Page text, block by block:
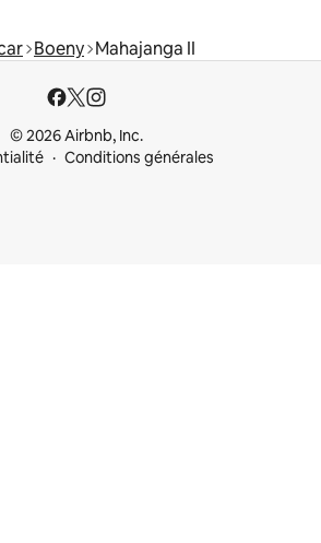
Boeny Mahajanga II
© 2026 Airbnb, Inc.
Conditions générales